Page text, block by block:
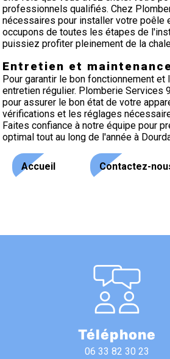
professionnels qualifiés. Chez
nécessaires pour installer votre poêle
occupons de toutes les étapes de
puissiez profiter pleinement de la
Entretien et
Pour garantir le bon fonctionnement
entretien régulier. Plomberie Services
pour assurer le bon état de votre
vérifications et les réglages
Faites confiance à notre équipe pour
optimal tout au long de l'année à
Accueil Contactez-
Téléphone
06 33 82 30 23